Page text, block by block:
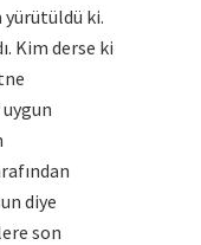
yürütüldü ki.
Kim derse ki
diye
son